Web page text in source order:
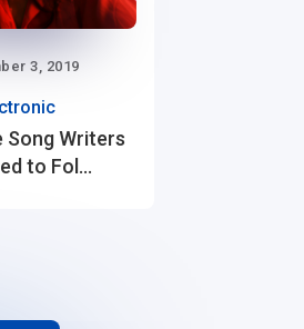
3, 2019
Writers
to Fol...